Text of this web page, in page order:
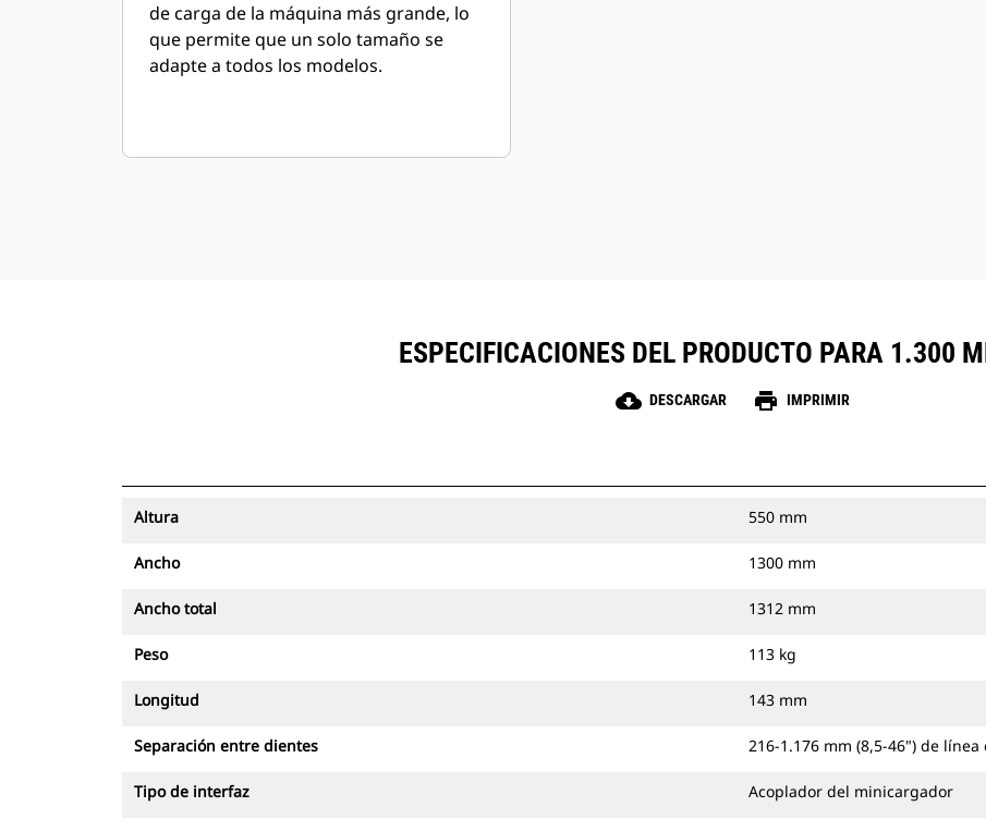
de carga de la máquina más grande, lo
que permite que un solo tamaño se
adapte a todos los modelos.
ESPECIFICACIONES DEL PRODUCTO PARA 1.300
cloud_download DESCARGAR print IMPRIMIR
Altura 550 mm
Ancho 1300 mm
Ancho total 1312 mm
Peso 113 kg
Longitud 143 mm
Separación entre dientes 216-1.176 mm (8,5-46") de
Tipo de interfaz Acoplador del minicargador